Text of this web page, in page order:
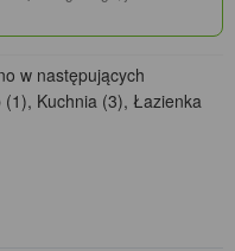
w następujących
(1), Kuchnia (3), Łazienka